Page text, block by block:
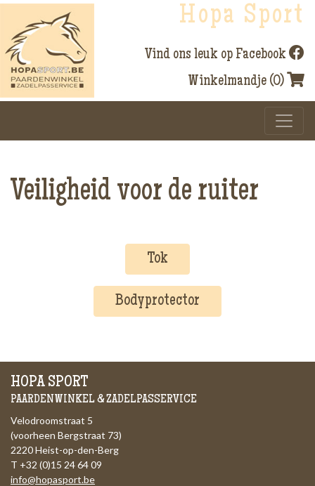
Hopa Sport
Vind ons leuk op Facebook
Winkelmandje (0)
Veiligheid voor de ruiter
Tok
Bodyprotector
HOPA SPORT
PAARDENWINKEL & ZADELPASSERVICE
Velodroomstraat 5
(voorheen Bergstraat 73)
2220 Heist-op-den-Berg
T +32 (0)15 24 64 09
info@hopasport.be